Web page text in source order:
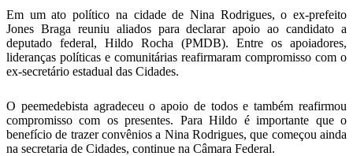
Em um ato político na cidade de Nina Rodrigues, o ex-prefeito
Jones Braga reuniu aliados para declarar apoio ao candidato a
deputado federal, Hildo Rocha (PMDB). Entre os apoiadores,
lideranças políticas e comunitárias reafirmaram compromisso com o
ex-secretário estadual das Cidades.
O peemedebista agradeceu o apoio de todos e também reafirmou
compromisso com os presentes. Para Hildo é importante que o
benefício de trazer convênios a Nina Rodrigues, que começou ainda
na secretaria de Cidades, continue na Câmara Federal.